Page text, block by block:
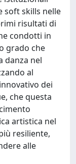
soft skills nelle
risultati di
condotti in
grado che
danza nel
al
dei
che questa
artistica nel
resiliente,
alle